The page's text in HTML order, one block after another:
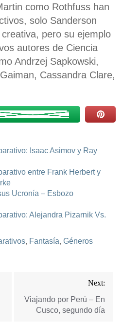
como Rothfuss han
solo Sanderson
pero su ejemplo
autores de Ciencia
Andrzej Sapkowski,
Cassandra Clare,
Isaac Asimov y Ray
entre Frank Herbert y
Ucronía – Esbozo
Alejandra Pizarnik Vs.
, Fantasía, Géneros
Next:
Viajando por Perú – En
Cusco, segundo día